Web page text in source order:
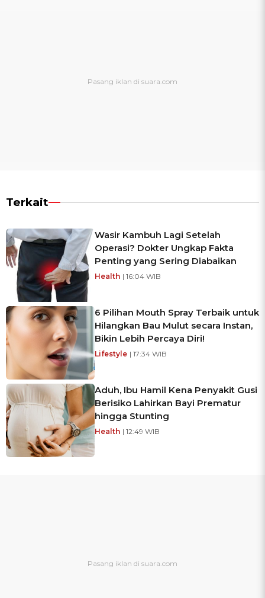
Terkait
Wasir Kambuh Lagi Setelah
Operasi? Dokter Ungkap Fakta
Penting yang Sering Diabaikan
Health | 16:04 WIB
6 Pilihan Mouth Spray Terbaik untuk
Hilangkan Bau Mulut secara Instan,
Bikin Lebih Percaya Diri!
Lifestyle | 17:34 WIB
Aduh, Ibu Hamil Kena Penyakit Gusi
Berisiko Lahirkan Bayi Prematur
hingga Stunting
Health | 12:49 WIB